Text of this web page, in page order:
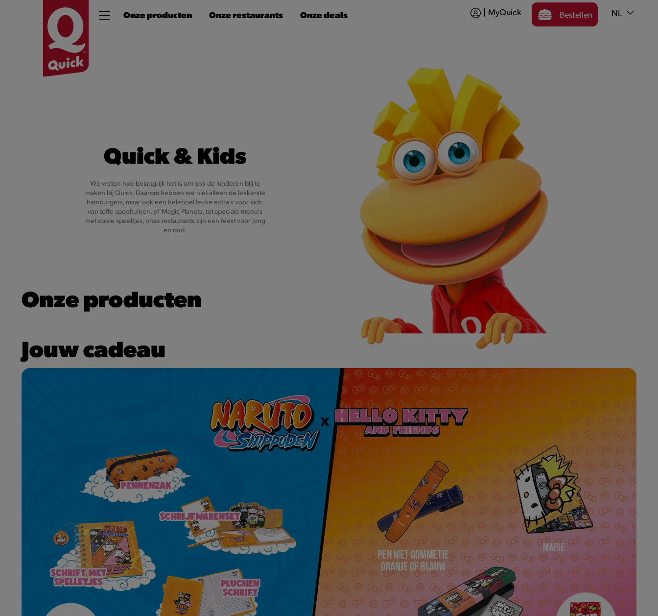
Onze producten Onze restaurants Onze deals MyQuick Bestellen NL
Quick & Kids
We weten hoe belangrijk het is om ook de kinderen blij te
maken bij Quick. Daarom hebben we niet alleen de lekkerste
hamburgers, maar ook een heleboel leuke extra's voor kids:
van toffe speeltuinen, of 'Magic Planets', tot speciale menu's
met coole speeltjes, onze restaurants zijn een feest voor jong
en oud.
Onze producten
Jouw cadeau